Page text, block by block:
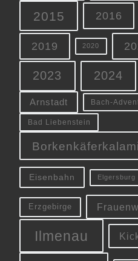
2015 2016
2019 2020
2023 2024
Arnstadt Bach-
Bad Liebenstein
Eisenbahn Elgersburg
Erzgebirge
Ilmenau